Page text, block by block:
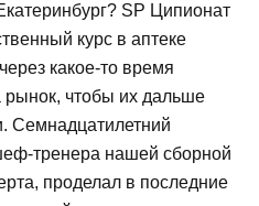
SP Ципионат
курс в аптеке
какое-то время
чтобы их дальше
Семнадцатилетний
тренера нашей сборной
проделал в последние